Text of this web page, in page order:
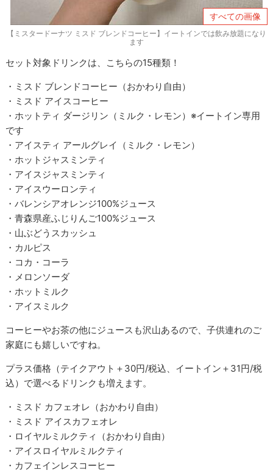
すべての画像
【ミスタードーナツ ミスド ブレンドコーヒー】イートインでは飲み放題になり
ます
セット対象ドリンクは、こちらの15種類！
・ミスド ブレンドコーヒー（おかわり自由）
・ミスド アイスコーヒー
・ホットティ ダージリン（ミルク・レモン）※イートイン専用
です
・アイスティ アールグレイ（ミルク・レモン）
・ホットジャスミンティ
・アイスジャスミンティ
・アイスウーロンティ
・バレンシアオレンジ100%ジュース
・青森県産ふじりんご100%ジュース
・山ぶどうスカッシュ
・カルピス
・コカ・コーラ
・メロンソーダ
・ホットミルク
・アイスミルク
コーヒーやお茶の他にジュースも沢山あるので、子供連れのご
家庭にも嬉しいですね。
プラス価格（テイクアウト＋30円/税込、イートイン＋31円/税
込）で選べるドリンクも増えます。
・ミスド カフェオレ（おかわり自由）
・ミスド アイスカフェオレ
・ロイヤルミルクティ（おかわり自由）
・アイスロイヤルミルクティ
・カフェインレスコーヒー